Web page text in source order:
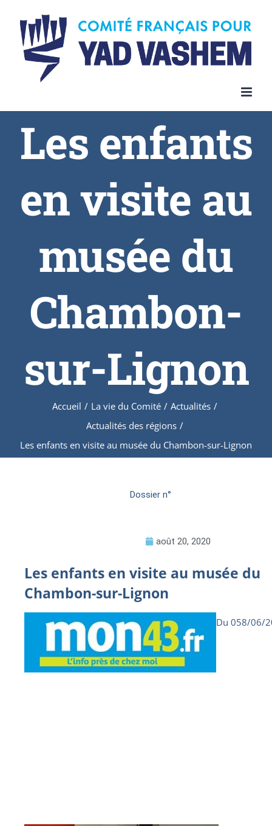
Les enfants
en visite au
musée du
Chambon-
sur-Lignon
Accueil / La vie du Comité / Actualités /
Actualités des régions /
Les enfants en visite au musée du Chambon-sur-Lignon
Dossier n°
août 20, 2020
Les enfants en visite au musée du
Chambon-sur-Lignon
Du 058/06/